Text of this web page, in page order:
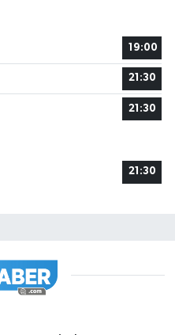
19:00
21:30
21:30
21:30